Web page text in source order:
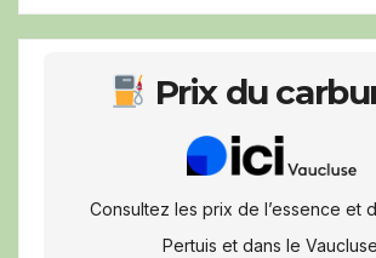
Prix du
Consultez les prix de l’essence et
Pertuis et dans le